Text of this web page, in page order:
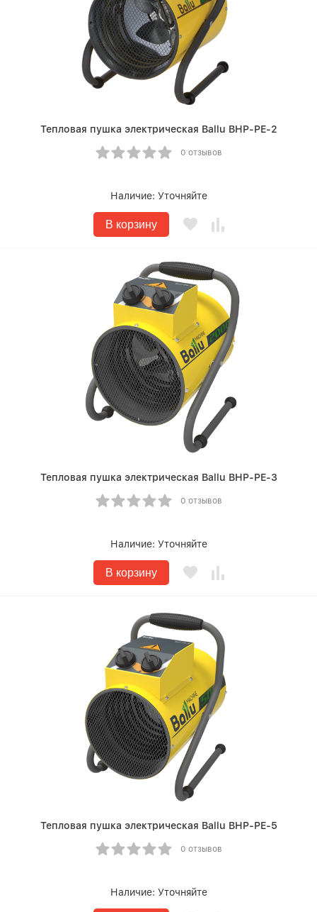
Тепловая пушка электрическая Ballu BHP-PE-2
0 отзывов
Наличие: Уточняйте
В корзину
Тепловая пушка электрическая Ballu BHP-PE-3
0 отзывов
Наличие: Уточняйте
В корзину
Тепловая пушка электрическая Ballu BHP-PE-5
0 отзывов
Наличие: Уточняйте